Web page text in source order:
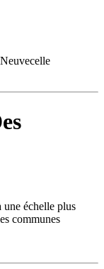
une échelle plus
communes